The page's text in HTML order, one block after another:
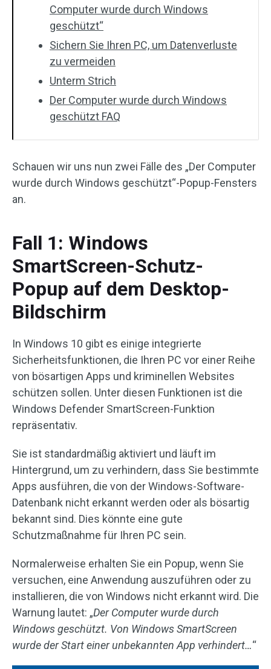
Computer wurde durch Windows
geschützt“
Sichern Sie Ihren PC, um Datenverluste
zu vermeiden
Unterm Strich
Der Computer wurde durch Windows
geschützt FAQ
Schauen wir uns nun zwei Fälle des „Der Computer
wurde durch Windows geschützt“-Popup-Fensters
an.
Fall 1: Windows
SmartScreen-Schutz-
Popup auf dem Desktop-
Bildschirm
In Windows 10 gibt es einige integrierte
Sicherheitsfunktionen, die Ihren PC vor einer Reihe
von bösartigen Apps und kriminellen Websites
schützen sollen. Unter diesen Funktionen ist die
Windows Defender SmartScreen-Funktion
repräsentativ.
Sie ist standardmäßig aktiviert und läuft im
Hintergrund, um zu verhindern, dass Sie bestimmte
Apps ausführen, die von der Windows-Software-
Datenbank nicht erkannt werden oder als bösartig
bekannt sind. Dies könnte eine gute
Schutzmaßnahme für Ihren PC sein.
Normalerweise erhalten Sie ein Popup, wenn Sie
versuchen, eine Anwendung auszuführen oder zu
installieren, die von Windows nicht erkannt wird. Die
Warnung lautet: „Der Computer wurde durch
Windows geschützt. Von Windows SmartScreen
wurde der Start einer unbekannten App verhindert…“